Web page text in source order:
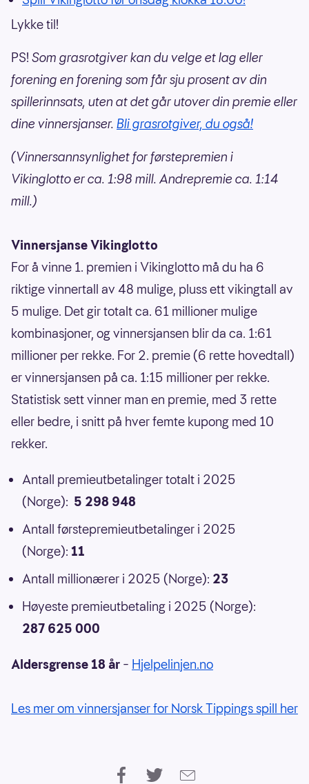
Lykke til!
PS! Som grasrotgiver kan du velge et lag eller
forening en forening som får sju prosent av din
spillerinnsats, uten at det går utover din premie eller
dine vinnersjanser. Bli grasrotgiver, du også!
(Vinnersannsynlighet for førstepremien i
Vikinglotto er ca. 1:98 mill. Andrepremie ca. 1:14
mill.)
Vinnersjanse Vikinglotto
For å vinne 1. premien i Vikinglotto må du ha 6
riktige vinnertall av 48 mulige, pluss ett vikingtall av
5 mulige. Det gir totalt ca. 61 millioner mulige
kombinasjoner, og vinnersjansen blir da ca. 1:61
millioner per rekke. For 2. premie (6 rette hovedtall)
er vinnersjansen på ca. 1:15 millioner per rekke.
Statistisk sett vinner man en premie, med 3 rette
eller bedre, i snitt på hver femte kupong med 10
rekker.
Antall premieutbetalinger totalt i 2025
(Norge): 5 298 948
Antall førstepremieutbetalinger i 2025
(Norge): 11
Antall millionærer i 2025 (Norge): 23
Høyeste premieutbetaling i 2025 (Norge):
287 625 000
Aldersgrense 18 år – Hjelpelinjen.no
Les mer om vinnersjanser for Norsk Tippings spill her